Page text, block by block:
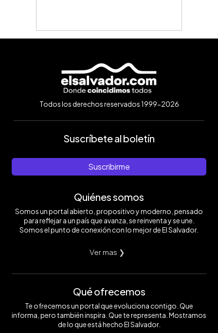
Todos los derechos reservados 1999-2026
Suscríbete al boletín
Suscribirme
Quiénes somos
Somos un portal abierto, propositivo y moderno, pensado
para reflejar a un país que avanza, se reinventa y se une.
Somos el punto de conexión con lo mejor de El Salvador.
Ver mas ❯
Qué ofrecemos
Te ofrecemos un portal que evoluciona contigo. Que
informa, pero también inspira. Que te representa. Mostramos
de lo que está hecho El Salvador.